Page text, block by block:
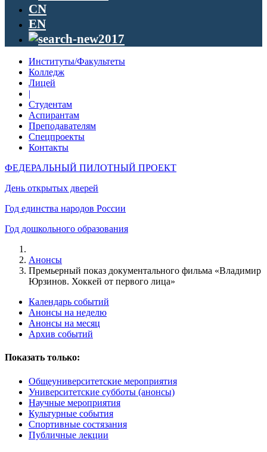
CN
EN
Институты/Факультеты
Колледж
Лицей
|
Студентам
Аспирантам
Преподавателям
Спецпроекты
Контакты
ФЕДЕРАЛЬНЫЙ ПИЛОТНЫЙ ПРОЕКТ
День открытых дверей
Год единства народов России
Год дошкольного образования
Анонсы
Премьерный показ документального фильма «Владимир
Юрзинов. Хоккей от первого лица»
Календарь событий
Анонсы на неделю
Анонсы на месяц
Архив событий
Показать только:
Общеуниверситетские мероприятия
Университетские субботы (анонсы)
Научные мероприятия
Культурные события
Спортивные состязания
Публичные лекции